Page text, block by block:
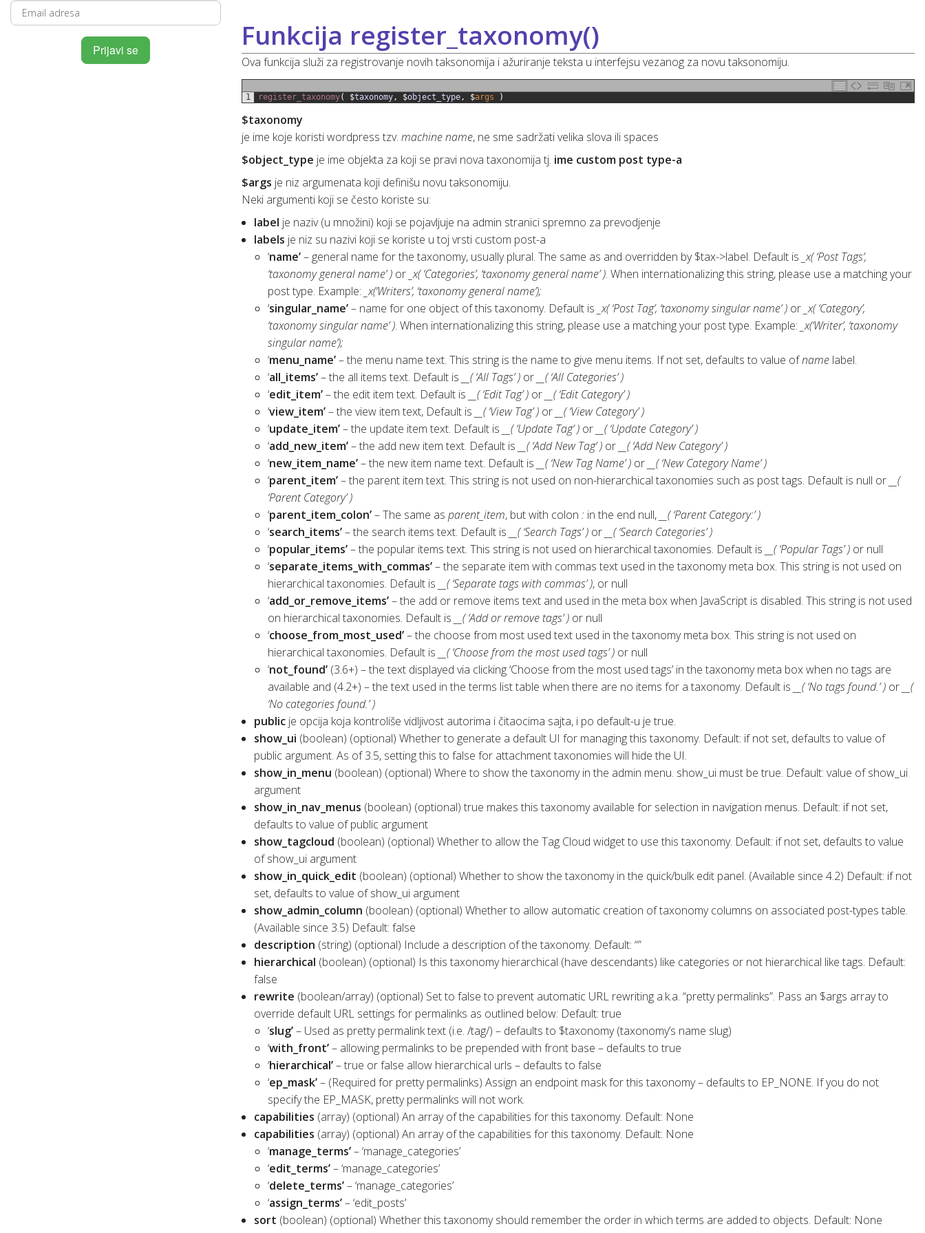
Funkcija register_taxonomy()
Ova funkcija služi za registrovanje novih taksonomija i ažuriranje teksta u interfejsu vezanog za novu taksonomiju.
1 register_taxonomy( $taxonomy , $object_type , $args )
$taxonomy
je ime koje koristi wordpress tzv. machine name, ne sme sadržati velika slova ili spaces
$object_type je ime objekta za koji se pravi nova taxonomija tj. ime custom post type-a
$args je niz argumenata koji definišu novu taksonomiju.
Neki argumenti koji se često koriste su:
label je naziv (u množini) koji se pojavljuje na admin stranici spremno za prevodjenje
labels je niz su nazivi koji se koriste u toj vrsti custom post-a
‘name’– general name for the taxonomy, usually plural. The same as and overridden by $tax->label. Default is _x( ‘Post Tags’,
‘taxonomy general name’ )or _x( ‘Categories’, ‘taxonomy general name’ ). When internationalizing this string, please use a matching your
post type. Example: _x(‘Writers’, ‘taxonomy general name’);
‘singular_name’– name for one object of this taxonomy. Default is _x( ‘Post Tag’, ‘taxonomy singular name’ )or _x( ‘Category’,
‘taxonomy singular name’ ). When internationalizing this string, please use a matching your post type. Example: _x(‘Writer’, ‘taxonomy
singular name’);
‘menu_name’– the menu name text. This string is the name to give menu items. If not set, defaults to value ofnamelabel.
‘all_items’– the all items text. Default is __( ‘All Tags’ )or
__( ‘All Categories’ )
‘edit_item’– the edit item text. Default is __( ‘Edit Tag’ )or
__( ‘Edit Category’ )
‘view_item’– the view item text, Default is __( ‘View Tag’ )or
__( ‘View Category’ )
‘update_item’– the update item text. Default is __( ‘Update Tag’ )or
__( ‘Update Category’ )
‘add_new_item’– the add new item text. Default is __( ‘Add New Tag’ )or
__( ‘Add New Category’ )
‘new_item_name’– the new item name text. Default is __( ‘New Tag Name’ )or
__( ‘New Category Name’ )
‘parent_item’– the parent item text. This string is not used on non-hierarchical taxonomies such as post tags. Default is null or
__(
‘Parent Category’ )
‘parent_item_colon’– The same as parent_item, but with colon :in the end null,
__( ‘Parent Category:’ )
‘search_items’– the search items text. Default is __( ‘Search Tags’ )or
__( ‘Search Categories’ )
‘popular_items’– the popular items text. This string is not used on hierarchical taxonomies. Default is __( ‘Popular Tags’ )or null
‘separate_items_with_commas’– the separate item with commas text used in the taxonomy meta box. This string is not used on
hierarchical taxonomies. Default is
__( ‘Separate tags with commas’ ), or null
‘add_or_remove_items’– the add or remove items text and used in the meta box when JavaScript is disabled. This string is not used
on hierarchical taxonomies. Default is
__( ‘Add or remove tags’ )or null
‘choose_from_most_used’– the choose from most used text used in the taxonomy meta box. This string is not used on
hierarchical taxonomies. Default is
__( ‘Choose from the most used tags’ )or null
‘not_found’(3.6+) – the text displayed via clicking ‘Choose from the most used tags’ in the taxonomy meta box when no tags are
available and (4.2+) – the text used in the terms list table when there are no items for a taxonomy. Default is
__( ‘No tags found.’ )or
__(
‘No categories found.’ )
publicje opcija koja kontroliše vidljivost autorima i čitaocima sajta, i po default-u je true.
show_ui (boolean) (optional) Whether to generate a default UI for managing this taxonomy. Default: if not set, defaults to value of
public argument. As of 3.5, setting this to false for attachment taxonomies will hide the UI.
show_in_menu (boolean) (optional) Where to show the taxonomy in the admin menu. show_ui must be true. Default: value of show_ui
argument
show_in_nav_menus (boolean) (optional) true makes this taxonomy available for selection in navigation menus. Default: if not set,
defaults to value of public argument
show_tagcloud (boolean) (optional) Whether to allow the Tag Cloud widget to use this taxonomy. Default: if not set, defaults to value
of show_ui argument
show_in_quick_edit (boolean) (optional) Whether to show the taxonomy in the quick/bulk edit panel. (Available since 4.2) Default: if not
set, defaults to value of show_ui argument
show_admin_column (boolean) (optional) Whether to allow automatic creation of taxonomy columns on associated post-types table.
(Available since 3.5) Default: false
description (string) (optional) Include a description of the taxonomy. Default: “”
hierarchical (boolean) (optional) Is this taxonomy hierarchical (have descendants) like categories or not hierarchical like tags. Default:
false
rewrite (boolean/array) (optional) Set to false to prevent automatic URL rewriting a.k.a. “pretty permalinks”. Pass an $args array to
override default URL settings for permalinks as outlined below: Default: true
‘slug’– Used as pretty permalink text (i.e. /tag/) – defaults to $taxonomy (taxonomy’s name slug)
‘with_front’– allowing permalinks to be prepended with front base – defaults to true
‘hierarchical’– true or false allow hierarchical urls – defaults to false
‘ep_mask’– (Required for pretty permalinks) Assign an endpoint mask for this taxonomy – defaults to EP_NONE. If you do not
specify the EP_MASK, pretty permalinks will not work.
capabilities (array) (optional) An array of the capabilities for this taxonomy. Default: None
capabilities (array) (optional) An array of the capabilities for this taxonomy. Default: None
‘manage_terms’– ‘manage_categories’
‘edit_terms’– ‘manage_categories’
‘delete_terms’– ‘manage_categories’
‘assign_terms’– ‘edit_posts’
sort (boolean) (optional) Whether this taxonomy should remember the order in which terms are added to objects. Default: None